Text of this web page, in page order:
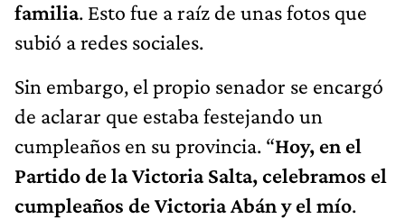
familia. Esto fue a raíz de unas fotos que
subió a redes sociales.
Sin embargo, el propio senador se encargó
de aclarar que estaba festejando un
cumpleaños en su provincia. “Hoy, en el
Partido de la Victoria Salta, celebramos el
cumpleaños de Victoria Abán y el mío.